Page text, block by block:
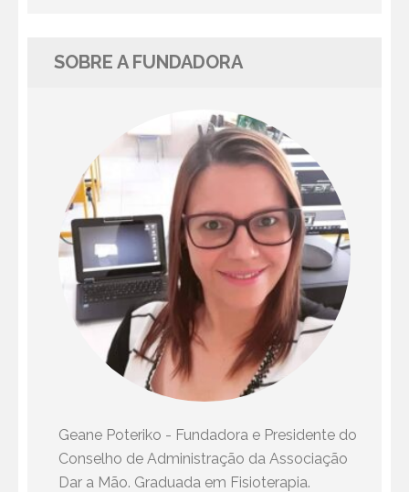
SOBRE A FUNDADORA
Geane Poteriko - Fundadora e Presidente do
Conselho de Administração da Associação
Dar a Mão. Graduada em Fisioterapia.